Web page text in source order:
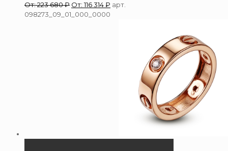
От:223 680₽ От:116 314₽ арт.
098273_09_01_000_0000